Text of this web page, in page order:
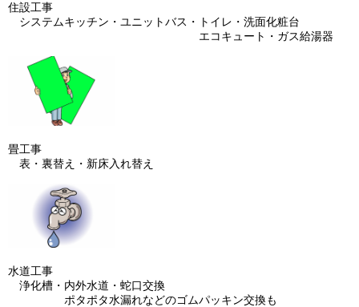
住設工事
システムキッチン・ユニットバス・トイレ・洗面化粧台
エコキュート・ガス給湯器
畳工事
表・裏替え・新床入れ替え
水道工事
浄化槽・内外水道・蛇口交換
ポタポタ水漏れなどのゴムパッキン交換も